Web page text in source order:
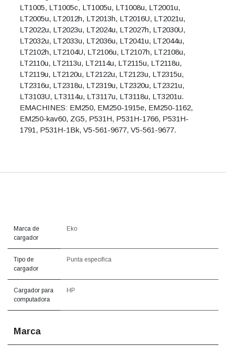
LT1005, LT1005c, LT1005u, LT1008u, LT2001u,
LT2005u, LT2012h, LT2013h, LT2016U, LT2021u,
LT2022u, LT2023u, LT2024u, LT2027h, LT2030U,
LT2032u, LT2033u, LT2036u, LT2041u, LT2044u,
LT2102h, LT2104U, LT2106u, LT2107h, LT2108u,
LT2110u, LT2113u, LT2114u, LT2115u, LT2118u,
LT2119u, LT2120u, LT2122u, LT2123u, LT2315u,
LT2316u, LT2318u, LT2319u, LT2320u, LT2321u,
LT3103U, LT3114u, LT3117u, LT3118u, LT3201u.
EMACHINES: EM250, EM250-1915e, EM250-1162,
EM250-kav60, ZG5, P531H, P531H-1766, P531H-
1791, P531H-1Bk, V5-561-9677, V5-561-9677.
Marca de
cargador
Eko
Tipo de
cargador
Punta especifica
Cargador para
computadora
HP
Marca